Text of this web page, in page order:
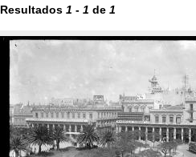
Resultados 1 - 1 de 1